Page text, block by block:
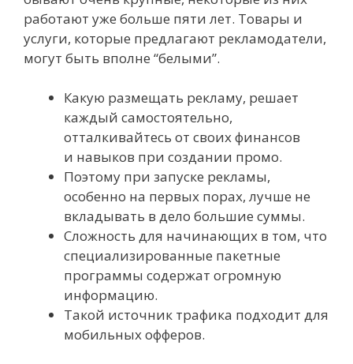
работают уже больше пяти лет. Товары и
услуги, которые предлагают рекламодатели,
могут быть вполне “белыми”.
Какую размещать рекламу, решает
каждый самостоятельно,
отталкивайтесь от своих финансов
и навыков при создании промо.
Поэтому при запуске рекламы,
особенно на первых порах, лучше не
вкладывать в дело большие суммы.
Сложность для начинающих в том, что
специализированные пакетные
программы содержат огромную
информацию.
Такой источник трафика подходит для
мобильных офферов.